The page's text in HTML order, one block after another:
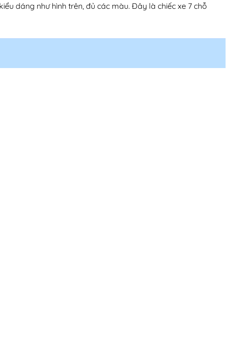
dáng như hình trên, đủ các màu. Đây là chiếc xe 7 chỗ